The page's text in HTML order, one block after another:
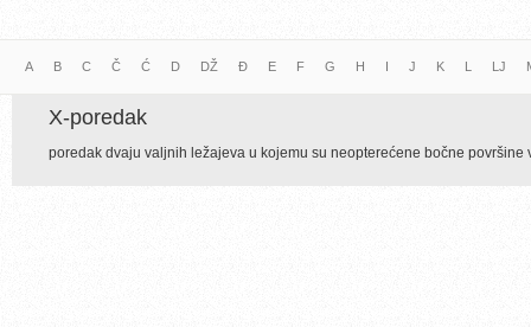
A B C Č Ć D DŽ Đ E F G H I J K L LJ
X-poredak
poredak dvaju valjnih ležajeva u kojemu su neopterećene bočne